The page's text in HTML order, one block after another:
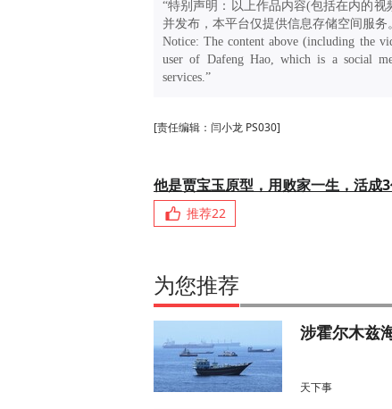
“特别声明：以上作品内容(包括在内的
并发布，本平台仅提供信息存储空间服务
Notice: The content above (including the
user of Dafeng Hao, which is a social
services.”
[责任编辑：闫小龙 PS030]
他是贾宝玉原型，用败家一生，活成
推荐22
为您推荐
涉霍尔木兹
天下事